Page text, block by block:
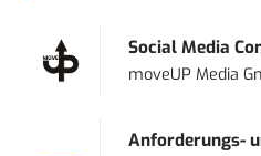
Social Media
moveUP Media
Anforderungs-